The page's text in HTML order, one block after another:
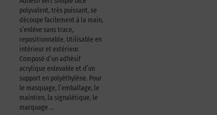
polyvalent, très puissant, se
découpe facilement à la main,
s’enlève sans trace,
repositionnable. Utilisable en
intérieur et extérieur.
Composé d’un adhésif
acrylique enlevable et d’un
support en polyéthylène. Pour
le masquage, l’emballage, le
maintien, la signalétique, le
marquage …